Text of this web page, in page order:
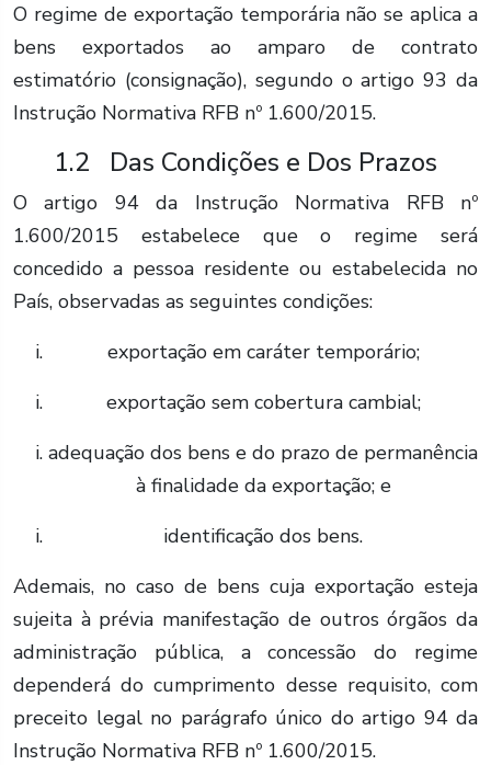
O regime de exportação temporária não se aplica a
bens exportados ao amparo de contrato
estimatório (consignação), segundo o artigo 93 da
Instrução Normativa RFB nº 1.600/2015.
1.2 Das Condições e Dos Prazos
O artigo 94 da Instrução Normativa RFB nº
1.600/2015 estabelece que o regime será
concedido a pessoa residente ou estabelecida no
País, observadas as seguintes condições:
exportação em caráter temporário;
exportação sem cobertura cambial;
adequação dos bens e do prazo de permanência
à finalidade da exportação; e
identificação dos bens.
Ademais, no caso de bens cuja exportação esteja
sujeita à prévia manifestação de outros órgãos da
administração pública, a concessão do regime
dependerá do cumprimento desse requisito, com
preceito legal no parágrafo único do artigo 94 da
Instrução Normativa RFB nº 1.600/2015.